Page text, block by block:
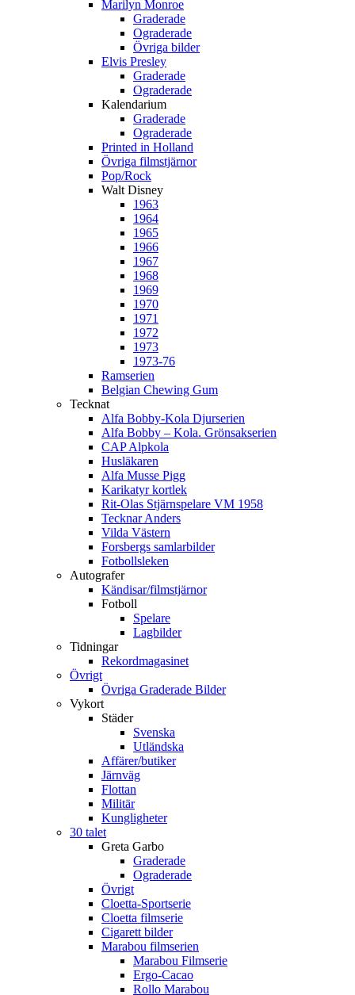
Marilyn Monroe
Graderade
Ograderade
Övriga bilder
Elvis Presley
Graderade
Ograderade
Kalendarium
Graderade
Ograderade
Printed in Holland
Övriga filmstjärnor
Pop/Rock
Walt Disney
1963
1964
1965
1966
1967
1968
1969
1970
1971
1972
1973
1973-76
Ramserien
Belgian Chewing Gum
Tecknat
Alfa Bobby-Kola Djurserien
Alfa Bobby – Kola. Grönsakserien
CAP Alpkola
Husläkaren
Alfa Musse Pigg
Karikatyr kortlek
Rit-Olas Stjärnspelare VM 1958
Tecknar Anders
Vilda Västern
Forsbergs samlarbilder
Fotbollsleken
Autografer
Kändisar/filmstjärnor
Fotboll
Spelare
Lagbilder
Tidningar
Rekordmagasinet
Övrigt
Övriga Graderade Bilder
Vykort
Städer
Svenska
Utländska
Affärer/butiker
Järnväg
Flottan
Militär
Kungligheter
30 talet
Greta Garbo
Graderade
Ograderade
Övrigt
Cloetta-Sportserie
Cloetta filmserie
Cigarett bilder
Marabou filmserien
Marabou Filmserie
Ergo-Cacao
Rollo Marabou